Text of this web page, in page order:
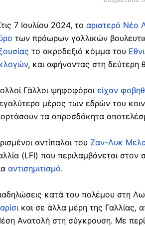
7 Ιουλίου 2024, το αριστερό Νέο
των πρόωρων γαλλικών
το ακροδεξιό κόμμα του
, και αφήνοντας στη
Γάλλοι ψηφοφόροι είχαν
μέρος των εδρών του
τα απροσδόκητα
αντίπαλοι του Ζαν-Λυκ
(LFI) που περιλαμβάνεται
αντισημιτισμό.
κατά του πολέμου στη
και σε άλλα μέρη της Γαλλίας,
Ανατολή στη σύγκρουση. Με